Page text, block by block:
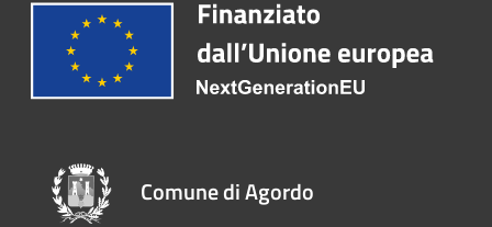
Comune di Agordo